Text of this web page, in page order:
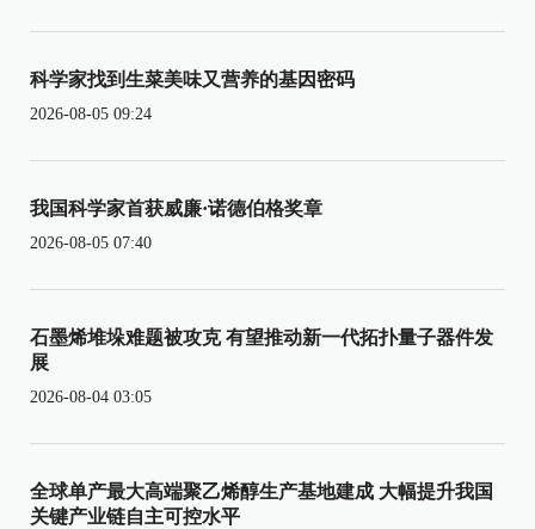
科学家找到生菜美味又营养的基因密码
2026-08-05 09:24
我国科学家首获威廉·诺德伯格奖章
2026-08-05 07:40
石墨烯堆垛难题被攻克 有望推动新一代拓扑量子器件发
展
2026-08-04 03:05
全球单产最大高端聚乙烯醇生产基地建成 大幅提升我国
关键产业链自主可控水平